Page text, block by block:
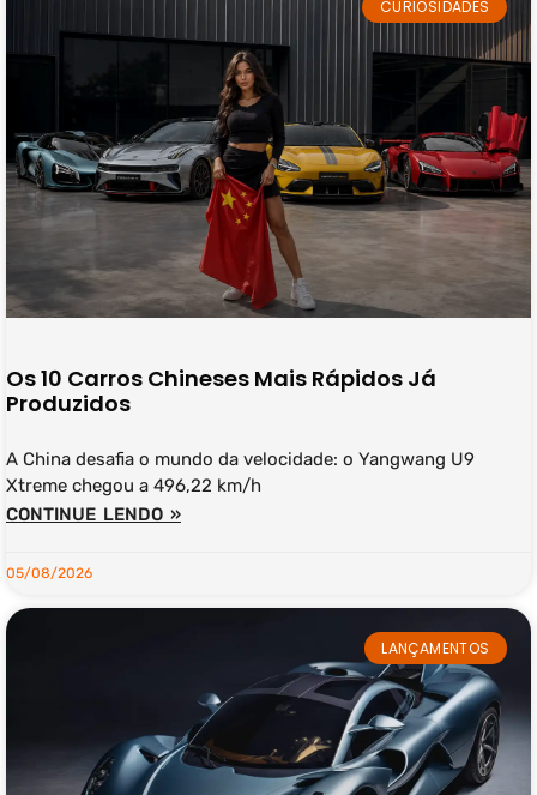
CURIOSIDADES
Os 10 Carros Chineses Mais Rápidos Já
Produzidos
A China desafia o mundo da velocidade: o Yangwang U9
Xtreme chegou a 496,22 km/h
CONTINUE LENDO »
05/08/2026
LANÇAMENTOS